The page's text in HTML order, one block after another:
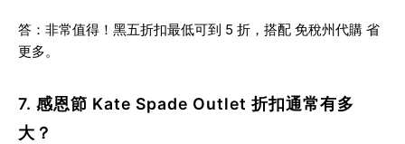
答：非常值得！黑五折扣最低可到 5 折，搭配 免稅州代購 省
更多。
7. 感恩節 Kate Spade Outlet 折扣通常有多
大？